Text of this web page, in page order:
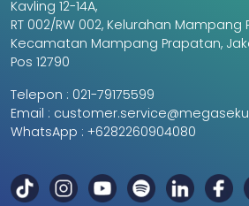
Kavling 12-14A,
RT 002/RW 002, Kelurahan Mampang
Kecamatan Mampang Prapatan,
Pos 12790
Telepon : 021-79175599
Email :
WhatsApp : +6282260904080